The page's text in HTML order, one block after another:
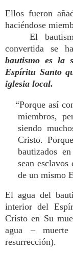
Ellos fueron
haciéndose
El
convertida se
bautismo es la
Espíritu Santo
iglesia local.
“Porque así
miembros,
siendo
Cristo.
bautizados
sean
de un mismo
El agua del
interior del
Cristo en Su
agua –
resurrección).